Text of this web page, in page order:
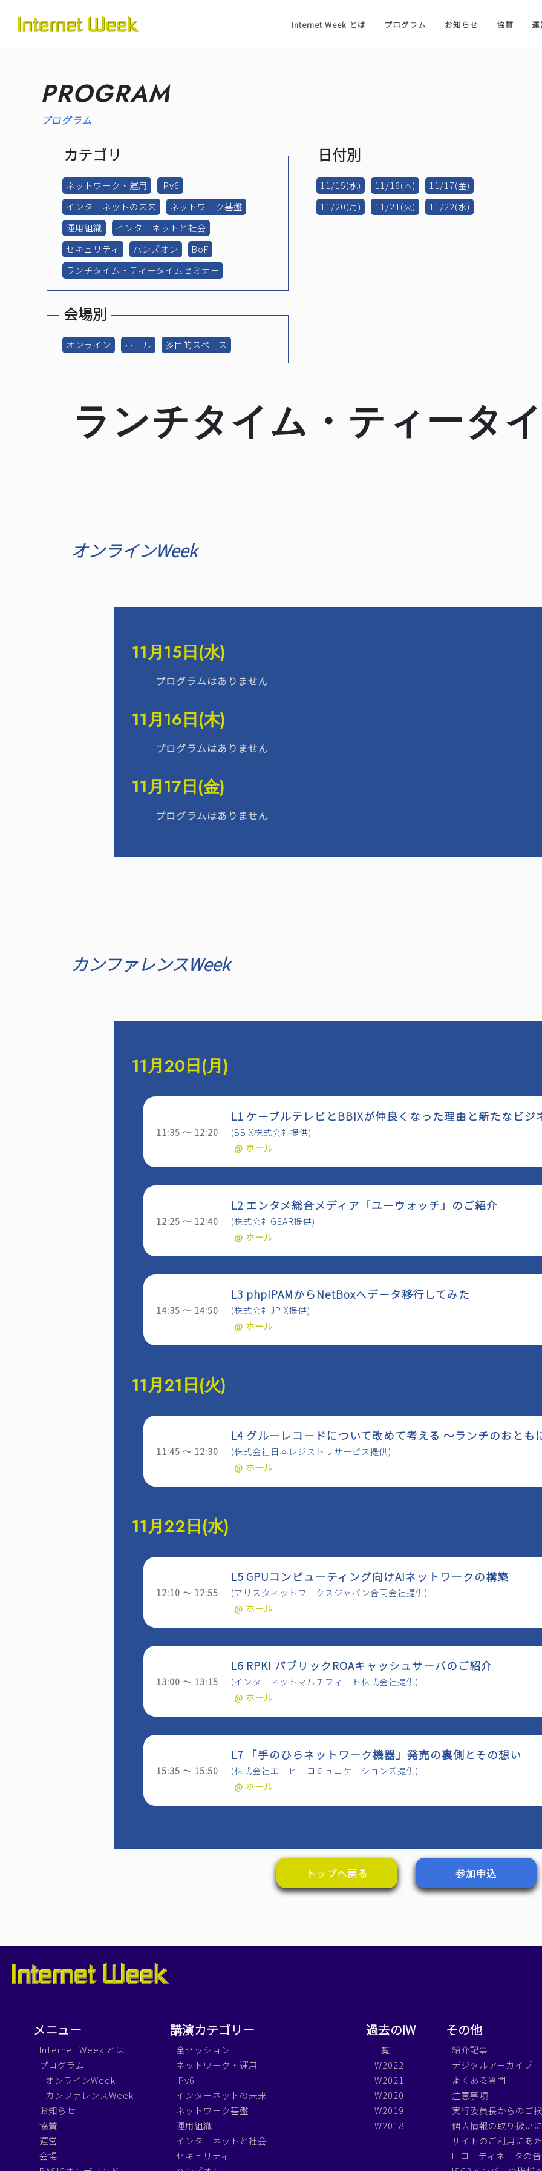
Internet Week とは プログラム お知らせ 協賛
トップ
Internet Week とは
お知らせ
BASICオンデマンド
参加申込
PROGRAM
プログラム
カテゴリ
ネットワーク・運用
IPv6
インターネットの未来
ネットワーク基盤
運用組織
インターネットと社会
セキュリティ
ハンズオン
BoF
ランチタイム・ティータイムセミナー
日付別
11/15(水) 11/16(木)
11/17(金)
11/20(月)
11/21(火) 11/22(水)
会場別
オンライン ホール 多目的スペース
ランチタイム・ティータ
オンラインWeek
11月15日(水)
プログラムはありません
11月16日(木)
プログラムはありません
11月17日(金)
プログラムはありません
カンファレンスWeek
11月20日(月)
11:35 ～ 12:20
L1 ケーブルテレビとBBIXが仲良くなった理由と新たなビジ
(BBIX株式会社提供)
@ ホール
12:25 ～ 12:40
L2 エンタメ総合メディア「ユーウォッチ」のご紹介
(株式会社GEAR提供)
@ ホール
14:35 ～ 14:50
L3 phpIPAMからNetBoxへデータ移行してみた
(株式会社JPIX提供)
@ ホール
11月21日(火)
11:45 ～ 12:30
L4 グルーレコードについて改めて考える ～ランチのおとも
(株式会社日本レジストリサービス提供)
@ ホール
11月22日(水)
12:10 ～ 12:55
L5 GPUコンピューティング向けAIネットワークの構築
(アリスタネットワークスジャパン合同会社提供)
@ ホール
13:00 ～ 13:15
L6 RPKI パブリックROAキャッシュサーバのご紹介
(インターネットマルチフィード株式会社提供)
@ ホール
15:35 ～ 15:50
L7 「手のひらネットワーク機器」発売の裏側とその想い
(株式会社エーピーコミュニケーションズ提供)
@ ホール
トップへ戻る 参加申込
メニュー
Internet Week とは
プログラム
- オンラインWeek
- カンファレンスWeek
お知らせ
協賛
運営
会場
講演カテゴリー
全セッション
ネットワーク・運用
IPv6
インターネットの未来
ネットワーク基盤
運用組織
インターネットと社会
セキュリティ
過去のIW
一覧
IW2022
IW2021
IW2020
IW2019
IW2018
その他
紹介記事
デジタルアーカイブ
よくある質問
注意事項
実行委員長からのご
個人情報の取り扱い
サイトのご利用にあ
ITコーディネータの